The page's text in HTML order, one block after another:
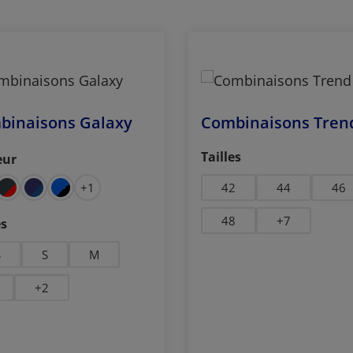
Galaxy
+1
S M
+2
Combinaisons
Sélectionnez
Tailles
42 44 46
48 +7